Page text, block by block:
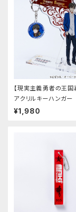
【現実主義勇者の王国
アクリルキーハンガー
¥1,980